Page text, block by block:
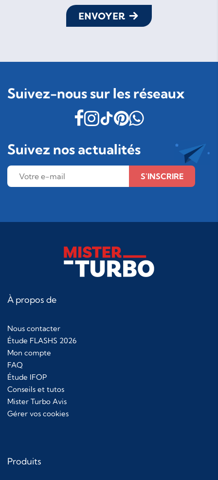
ENVOYER
Suivez-nous sur les réseaux
Suivez nos actualités
S'INSCRIRE
À propos de
Nous contacter
Étude FLASHS 2026
Mon compte
FAQ
Étude IFOP
Conseils et tutos
Mister Turbo Avis
Gérer vos cookies
Produits